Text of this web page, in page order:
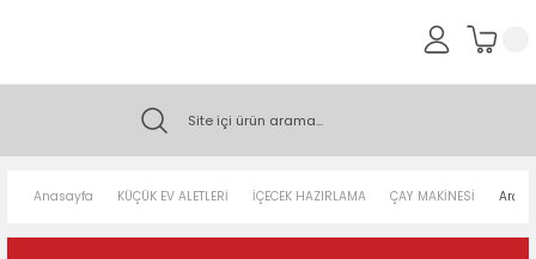
Anasayfa KÜÇÜK EV ALETLERİ İÇECEK HAZIRLAMA ÇAY MAKİNESİ